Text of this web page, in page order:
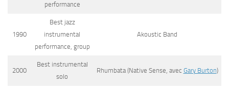
performance
1990
Best jazz
instrumental
performance, group
Akoustic Band
2000
Best instrumental
solo
Rhumbata(Native Sense, avec Gary Burton)